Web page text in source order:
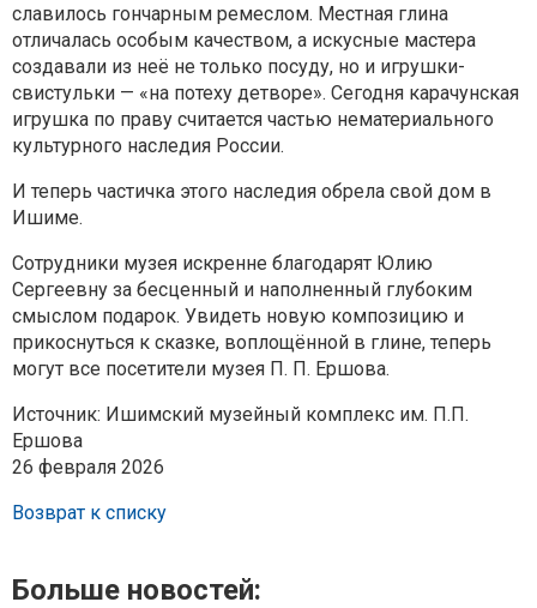
славилось гончарным ремеслом. Местная глина
отличалась особым качеством, а искусные мастера
создавали из неё не только посуду, но и игрушки-
свистульки — «на потеху детворе». Сегодня карачунская
игрушка по праву считается частью нематериального
культурного наследия России.
И теперь частичка этого наследия обрела свой дом в
Ишиме.
Сотрудники музея искренне благодарят Юлию
Сергеевну за бесценный и наполненный глубоким
смыслом подарок. Увидеть новую композицию и
прикоснуться к сказке, воплощённой в глине, теперь
могут все посетители музея П. П. Ершова.
Источник: Ишимский музейный комплекс им. П.П.
Ершова
26 февраля 2026
Возврат к списку
Больше новостей: